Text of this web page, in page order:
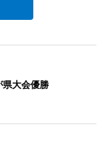
大会優勝